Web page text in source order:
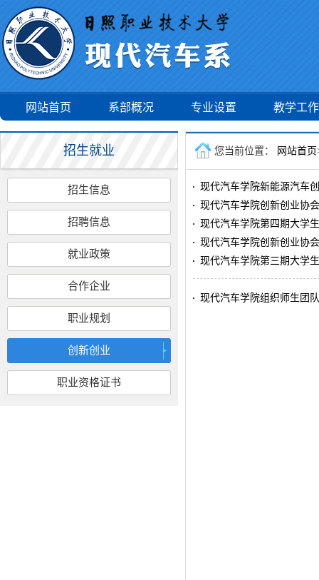
网站首页 系部概况 专业设置 教学工作
招生就业
招生信息
招聘信息
就业政策
合作企业
职业规划
创新创业
职业资格证书
您当前位置： 网站首页
现代汽车学院新能源汽车
现代汽车学院创新创业协
现代汽车学院第四期大学
现代汽车学院创新创业协
现代汽车学院第三期大学
现代汽车学院组织师生团